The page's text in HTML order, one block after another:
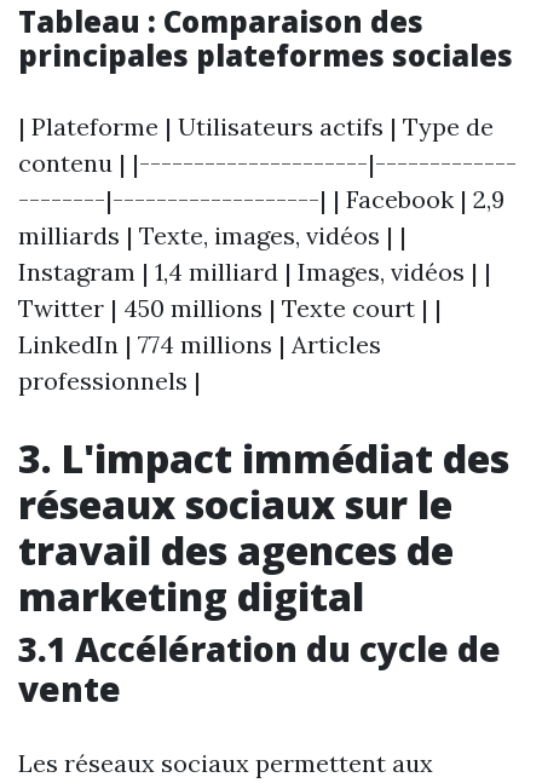
Tableau : Comparaison des
principales plateformes sociales
| Plateforme | Utilisateurs actifs | Type de
contenu | |---------------------|-------------
--------|-------------------| | Facebook | 2,9
milliards | Texte, images, vidéos | |
Instagram | 1,4 milliard | Images, vidéos | |
Twitter | 450 millions | Texte court | |
LinkedIn | 774 millions | Articles
professionnels |
3. L'impact immédiat des
réseaux sociaux sur le
travail des agences de
marketing digital
3.1 Accélération du cycle de
vente
Les réseaux sociaux permettent aux